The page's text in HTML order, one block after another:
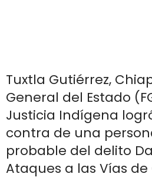
Tuxtla Gutiérrez,
General del Estado
Justicia Indígena
contra de una
probable del delito
Ataques a las Vías